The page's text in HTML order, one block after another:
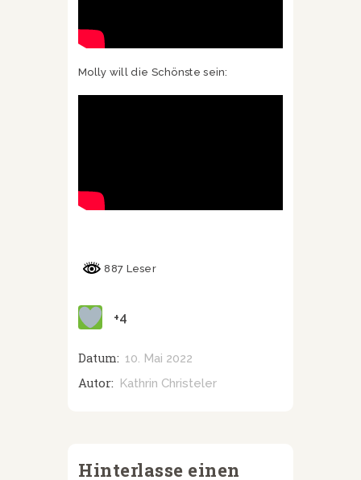
Molly will die Schönste sein:
887 Leser
+4
Datum: 10. Mai 2022
Autor: Kathrin Christeler
Hinterlasse einen